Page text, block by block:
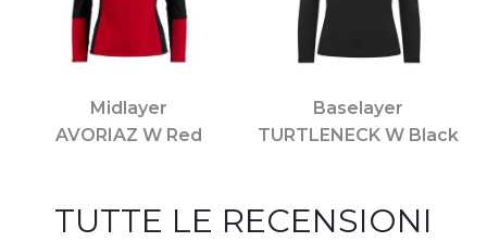
Midlayer
AVORIAZ W Red
Baselayer
TURTLENECK W Black
TUTTE LE RECENSIONI